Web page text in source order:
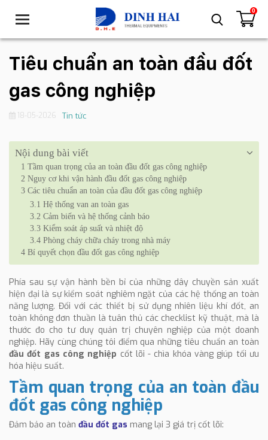
T
g
g
l
e
n
a
g
a
t
i
0
Tiêu chuẩn an toàn đầu đốt
gas công nghiệp
18-05-2026 Tin tức
Nội dung bài viết
1 Tầm quan trọng của an toàn đầu đốt gas công nghiệp
2 Nguy cơ khi vận hành đầu đốt gas công nghiệp
3 Các tiêu chuẩn an toàn của đầu đốt gas công nghiệp
3.1 Hệ thống van an toàn gas
3.2 Cảm biến và hệ thống cảnh báo
3.3 Kiểm soát áp suất và nhiệt độ
3.4 Phòng cháy chữa cháy trong nhà máy
4 Bí quyết chọn đầu đốt gas công nghiệp
Phía sau sự vận hành bền bỉ của những dây chuyền sản xuất
hiện đại là sự kiểm soát nghiêm ngặt của các hệ thống an toàn
năng lượng. Đối với các thiết bị sử dụng nhiên liệu khí đốt, an
toàn không đơn thuần là tuân thủ các checklist kỹ thuật, mà là
thước đo cho tư duy quản trị chuyên nghiệp của một doanh
nghiệp. Hãy cùng chúng tôi điểm qua những tiêu chuẩn an toàn
đầu đốt gas công nghiệp cốt lõi - chìa khóa vàng giúp tối ưu
hóa hiệu suất.
Tầm quan trọng của an toàn đầu
đốt gas công nghiệp
Đảm bảo an toàn đầu đốt gas mang lại 3 giá trị cốt lõi: